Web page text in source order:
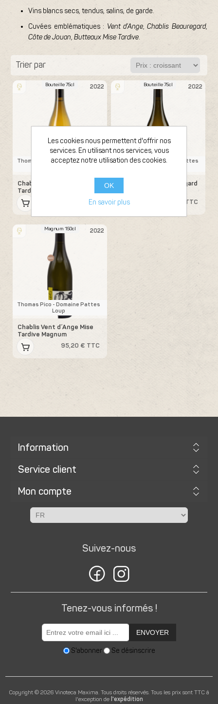
Vins blancs secs, tendus, salins, de garde.
Cuvées emblématiques : Vent d’Ange,Chablis Beauregard,
Côte de Jouan,Butteaux Mise Tardive.
Trier par
2022
Bouteille 75cl
Thomas Pico - Domaine Pattes
Chablis Vent d´Ange Mise
Tardive
41,65 € TTC
2022
Bouteille 75cl
Thomas Pico - Domaine Pattes
Chablis 1er Cru Beauregard
71,40 € TTC
2022
Magnum 150cl
Thomas Pico - Domaine Pattes
Loup
Chablis Vent d´Ange Mise
Tardive Magnum
95,20 € TTC
Information
Service client
Mon compte
Suivez-nous
Tenez-vous informés !
ENVOYER
S'abonner Se désinscrire
Copyright © 2026 Vinoteca Maxima. Tous droits réservés. Tous les prix sont TTC à
l'exception de l'expédition
Les cookies nous permettent d'offrir nos
services. En utilisant nos services, vous
acceptez notre utilisation des cookies.
OK
En savoir plus